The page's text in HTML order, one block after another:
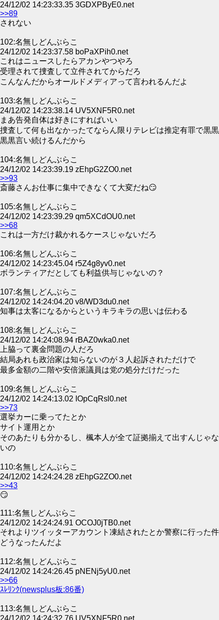
24/12/02 14:23:33.35 3GDXPByE0.net
>>89
されない
102:名無しどんぶらこ
24/12/02 14:23:37.58 boPaXPih0.net
これはニュースしたらアカンやつやろ
受理されて捜査して立件されてからだろ
こんなんだからオールドメディアって言われるんだよ
103:名無しどんぶらこ
24/12/02 14:23:38.14 UV5XNF5R0.net
まあ告発自体は好きにすればいい
捜査して何も出なかったてならん限りテレビは推定有罪で黒黒
黒黒言い続けるんだから
104:名無しどんぶらこ
24/12/02 14:23:39.19 zEhpG2ZO0.net
>>93
斎藤さんお仕事に集中できなくて大変だね😏
105:名無しどんぶらこ
24/12/02 14:23:39.29 qm5XCdOU0.net
>>68
これは一方だけ裁かれるケースじゃないだろ
106:名無しどんぶらこ
24/12/02 14:23:45.04 r5Z4g8yv0.net
ボランティアだとしても利益供与じゃないの？
107:名無しどんぶらこ
24/12/02 14:24:04.20 v8/WD3du0.net
知事は太客になるからというキラキラの思いは伝わる
108:名無しどんぶらこ
24/12/02 14:24:08.94 rBAZ0wka0.net
上脇って裏金問題の人だろ
結局あれも政治家は知らないのが３人起訴されただけで
最多金額の二階や安倍派議員は党の処分だけだった
109:名無しどんぶらこ
24/12/02 14:24:13.02 IOpCqRsl0.net
>>73
選挙カーに乗ってたとか
サイト運用とか
そのあたりも分かるし、楓本人が全て証拠揃えて出すんじゃな
いの
110:名無しどんぶらこ
24/12/02 14:24:24.28 zEhpG2ZO0.net
>>43
😏
111:名無しどんぶらこ
24/12/02 14:24:24.91 OCOJ0jTB0.net
それよりツイッターアカウント凍結されたとか警察に行った件
どうなったんだよ
112:名無しどんぶらこ
24/12/02 14:24:26.45 pNENj5yU0.net
>>66
ｽﾚﾘﾝｸ(newsplus板:86番)
113:名無しどんぶらこ
24/12/02 14:24:32.76 UV5XNF5R0.net